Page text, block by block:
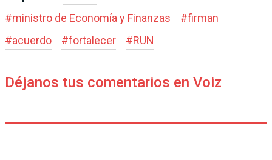
#ministro de Economía y Finanzas #firman
#acuerdo #fortalecer #RUN
Déjanos tus comentarios en Voiz